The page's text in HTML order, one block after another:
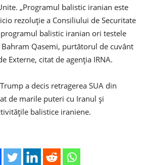
„Programul balistic iranian este
rezoluţie a Consiliului de Securitate
balistic iranian ori testele
Bahram Qasemi, purtătorul de cuvânt
Externe, citat de agenţia IRNA.
a decis retragerea SUA din
de marile puteri cu Iranul şi
balistice iraniene.